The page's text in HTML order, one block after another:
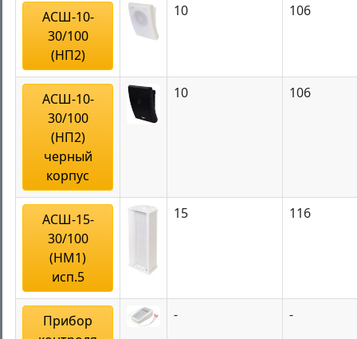
АСШ-10-
30/100
(НП2)
10 106
АСШ-10-
30/100
(НП2)
черный
корпус
10 106
АСШ-15-
30/100
(НМ1)
исп.5
15 116
Прибор
- -